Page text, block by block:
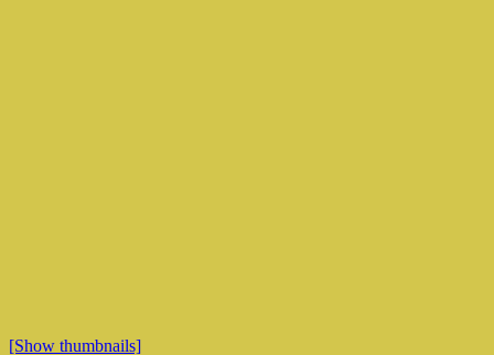
[Show thumbnails]